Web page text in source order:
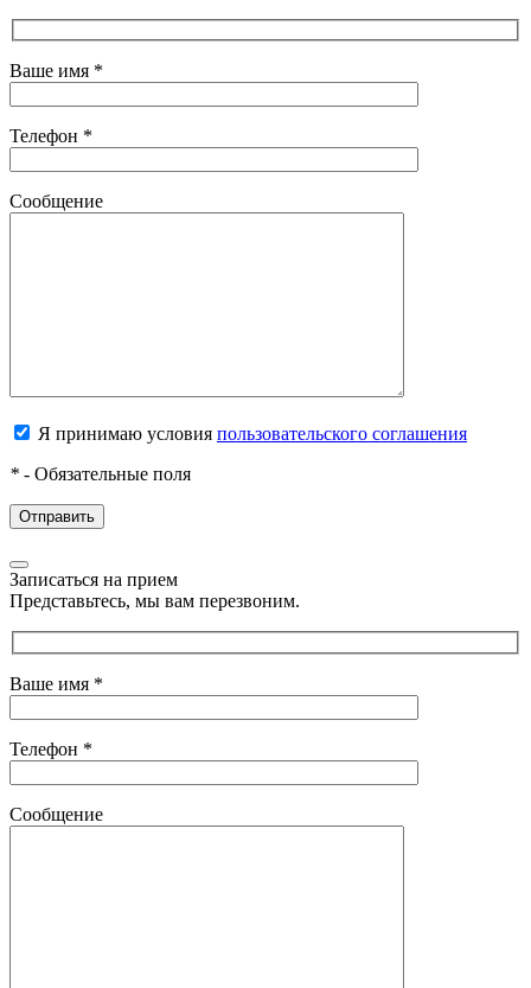
Ваше имя *
Телефон *
Сообщение
Я принимаю условия пользовательского соглашения
* - Обязательные поля
Записаться на прием
Представьтесь, мы вам перезвоним.
Ваше имя *
Телефон *
Сообщение